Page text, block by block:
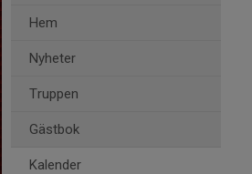
Hem
Nyheter
Truppen
Gästbok
Kalender